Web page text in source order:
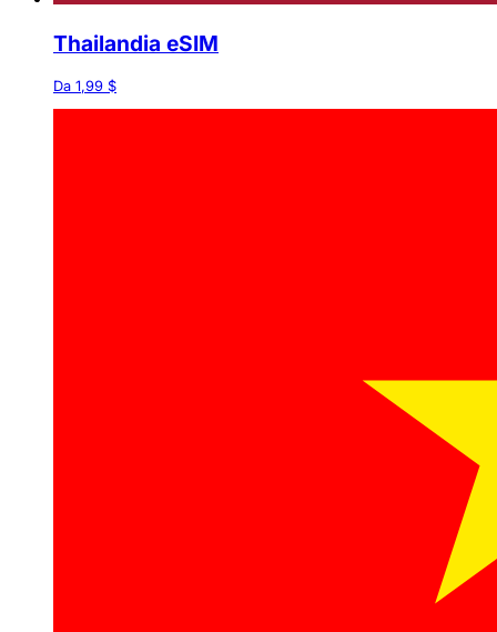
Thailandia eSIM
Da 1,99 $